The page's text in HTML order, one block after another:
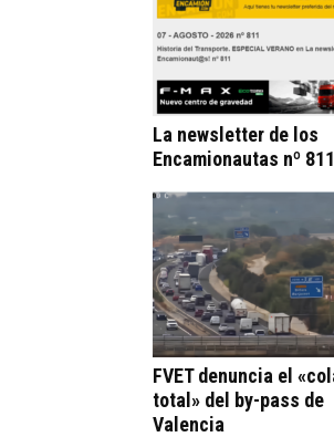
La newsletter de los
Encamionautas nº 811
FVET denuncia el
total» del by-pass de
Valencia